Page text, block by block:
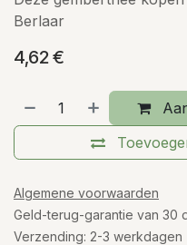
Berlaar
4,62€
Algemene voorwaarden
Geld-terug-garantie van 30
Verzending: 2-3 werkdagen